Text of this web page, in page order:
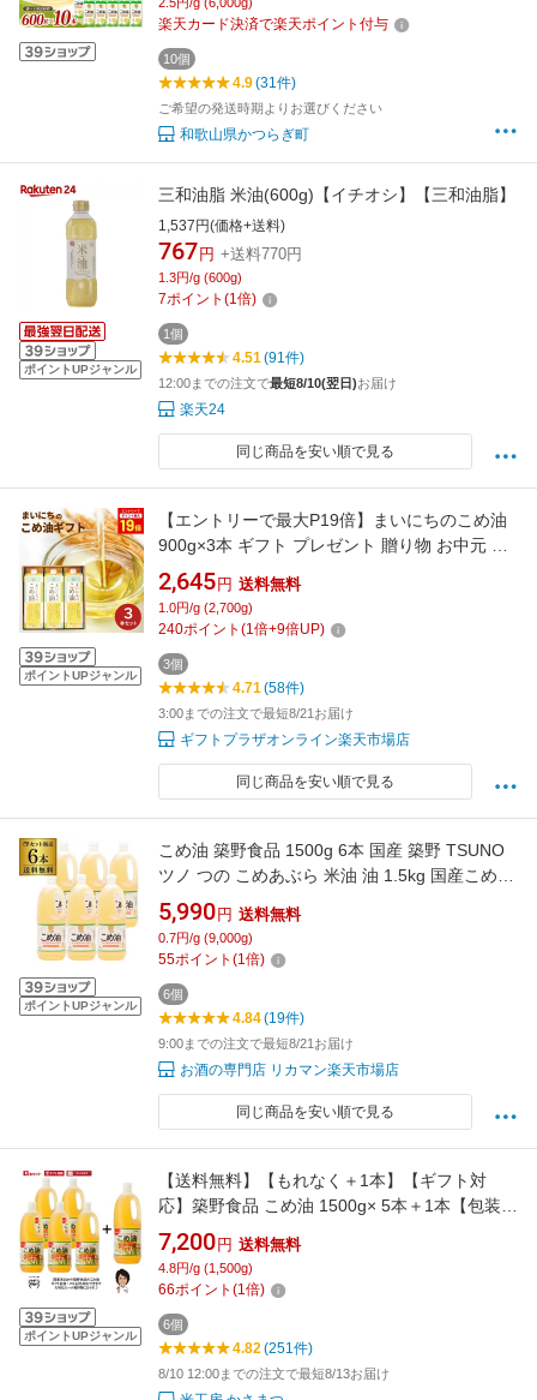
2.5円/g (6,000g)
楽天カード決済で楽天ポイント付与
10個
4.9(31件)
ご希望の発送時期よりお選びください
和歌山県かつらぎ町
ポイントUPジャンル
三和油脂 米油(600g)【イチオシ】【三和油脂】
1,537円(価格+送料)
767 円 +送料770円
1.3円/g (600g)
7ポイント (1倍)
1個
4.51(91件)
12:00までの注文で最短8/10(翌日)お届け
楽天24
同じ商品を安い順で見る
ポイントUPジャンル
【エントリーで最大P19倍】まいにちのこめ油
900g×3本 ギフト プレゼント 贈り物 お中元 夏
ギフト 日用品 食品 食用油 こめ油 米油 調味油
まいにちのこめ油 健康油 揚げ物 炒め物 詰め合
わせ セット 内祝い お返し 挨拶 お祝い 出産祝
2,645 円 送料無料
1.0円/g (2,700g)
240ポイント (1倍+9倍UP)
3個
4.71(58件)
3:00までの注文で最短8/21お届け
ギフトプラザオンライン楽天市場店
同じ商品を安い順で見る
ポイントUPジャンル
こめ油 築野食品 1500g 6本 国産 築野 TSUNO
ツノ つの こめあぶら 米油 油 1.5kg 国産こめ油
調味料 八幡
5,990 円 送料無料
0.7円/g (9,000g)
55ポイント (1倍)
6個
4.84(19件)
9:00までの注文で最短8/21お届け
お酒の専門店 リカマン楽天市場店
同じ商品を安い順で見る
ポイントUPジャンル
【送料無料】【もれなく＋1本】【ギフト対
応】築野食品 こめ油 1500g× 5本＋1本【包装サ
ービス 国産 米油 話題 健康 ビタミンE 国産米ぬ
か100% 】
7,200 円 送料無料
4.8円/g (1,500g)
66ポイント (1倍)
6個
4.82(251件)
8/10 12:00までの注文で最短8/13お届け